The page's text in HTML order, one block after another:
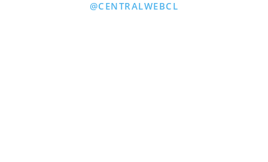
@CENTRALWEBCL